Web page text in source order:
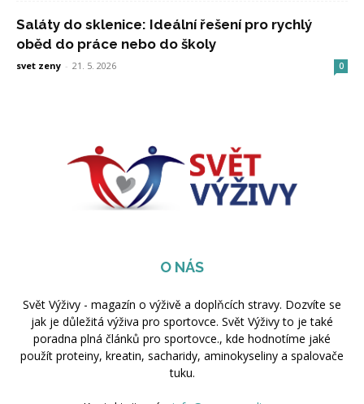
Saláty do sklenice: Ideální řešení pro rychlý
oběd do práce nebo do školy
svet zeny - 21. 5. 2026 0
O NÁS
Svět Výživy - magazín o výživě a doplňcích stravy. Dozvíte se
jak je důležitá výživa pro sportovce. Svět Výživy to je také
poradna plná článků pro sportovce., kde hodnotíme jaké
použít proteiny, kreatin, sacharidy, aminokyseliny a spalovače
tuku.